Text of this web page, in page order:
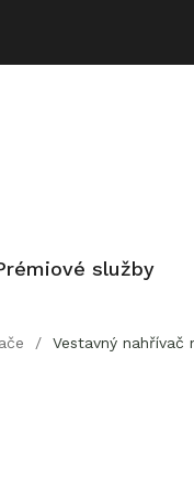
služby
/ Vestavný nahřívač